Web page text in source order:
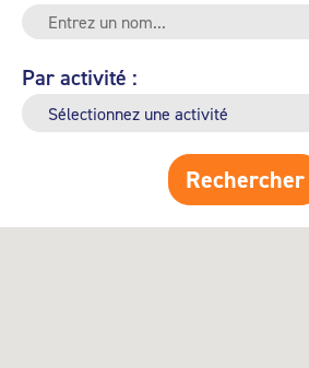
Par activité :